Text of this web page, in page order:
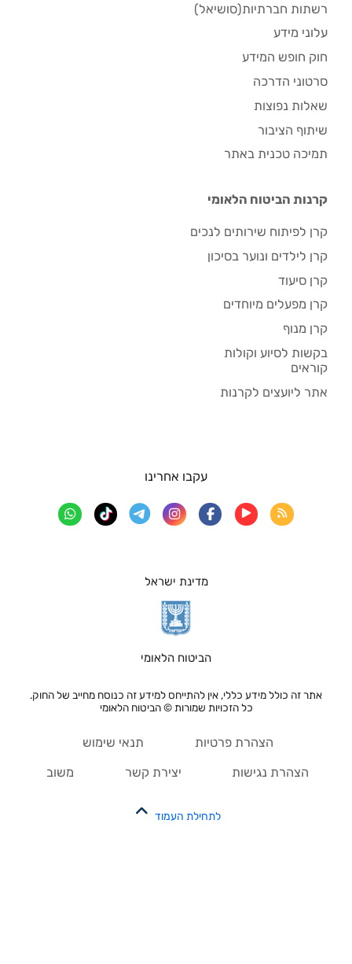
רשתות חברתיות(סושיאל)
עלוני מידע
חוק חופש המידע
סרטוני הדרכה
שאלות נפוצות
שיתוף הציבור
תמיכה טכנית באתר
קרנות הביטוח הלאומי
קרן לפיתוח שירותים לנכים
קרן לילדים ונוער בסיכון
קרן סיעוד
קרן מפעלים מיוחדים
קרן מנוף
בקשות לסיוע וקולות
קוראים
אתר ליועצים לקרנות
מדינת ישראל
הביטוח הלאומי
אתר זה כולל מידע כללי, אין להתייחס למידע זה כנוסח מחייב של החוק.
כל הזכויות שמורות © הביטוח הלאומי
עקבו אחרינו
הצהרת פרטיות תנאי שימוש
הצהרת נגישות יצירת קשר משוב
לתחילת העמוד